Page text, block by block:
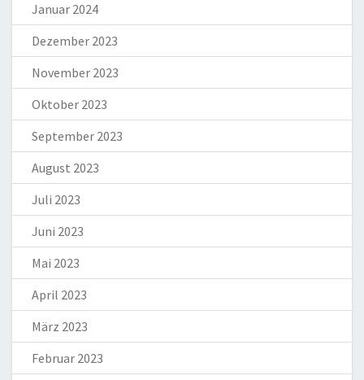
Januar 2024
Dezember 2023
November 2023
Oktober 2023
September 2023
August 2023
Juli 2023
Juni 2023
Mai 2023
April 2023
März 2023
Februar 2023